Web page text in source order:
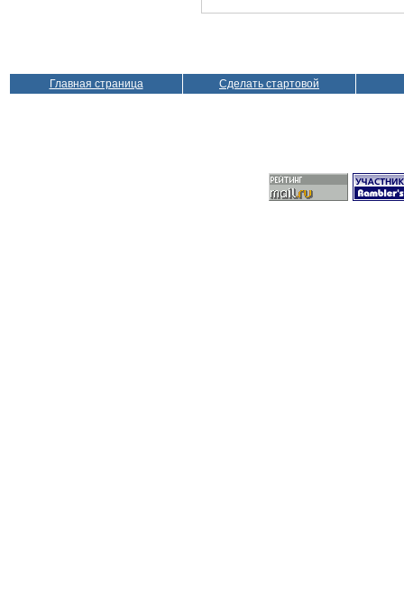
Главная страница Сделать стартовой